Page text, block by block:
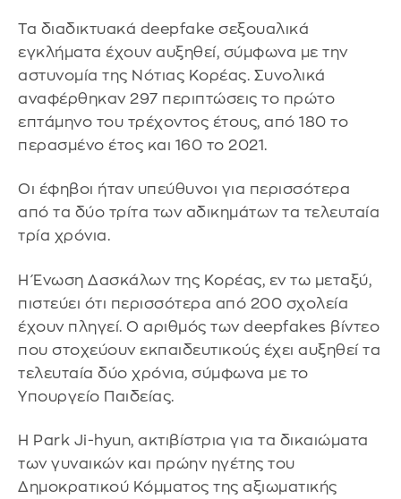
Τα διαδικτυακά deepfake σεξουαλικά
εγκλήματα έχουν αυξηθεί, σύμφωνα με την
αστυνομία της Νότιας Κορέας. Συνολικά
αναφέρθηκαν 297 περιπτώσεις το πρώτο
επτάμηνο του τρέχοντος έτους, από 180 το
περασμένο έτος και 160 το 2021.
Οι έφηβοι ήταν υπεύθυνοι για περισσότερα
από τα δύο τρίτα των αδικημάτων τα τελευταία
τρία χρόνια.
Η Ένωση Δασκάλων της Κορέας, εν τω μεταξύ,
πιστεύει ότι περισσότερα από 200 σχολεία
έχουν πληγεί. Ο αριθμός των deepfakes βίντεο
που στοχεύουν εκπαιδευτικούς έχει αυξηθεί τα
τελευταία δύο χρόνια, σύμφωνα με το
Υπουργείο Παιδείας.
Η Park Ji-hyun, ακτιβίστρια για τα δικαιώματα
των γυναικών και πρώην ηγέτης του
Δημοκρατικού Κόμματος της αξιωματικής